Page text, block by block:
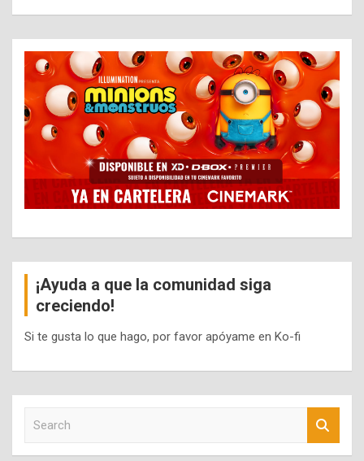
¡Ayuda a que la comunidad siga
creciendo!
Si te gusta lo que hago, por favor apóyame en Ko-fi